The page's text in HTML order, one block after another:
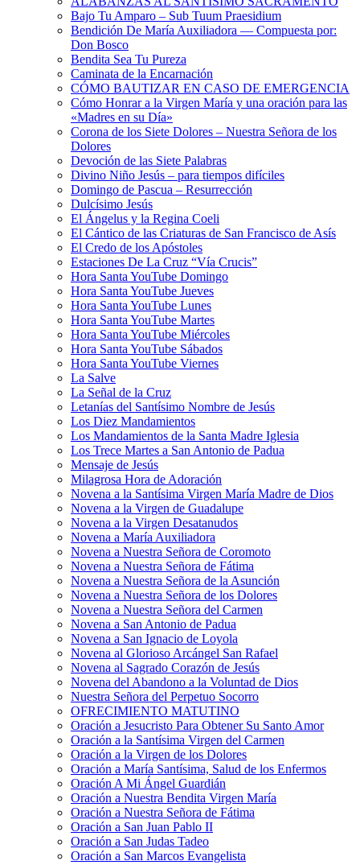
Bajo Tu Amparo – Sub Tuum Praesidium
Bendición De María Auxiliadora — Compuesta por:
Don Bosco
Bendita Sea Tu Pureza
Caminata de la Encarnación
CÓMO BAUTIZAR EN CASO DE EMERGENCIA
Cómo Honrar a la Virgen María y una oración para las
«Madres en su Día»
Corona de los Siete Dolores – Nuestra Señora de los
Dolores
Devoción de las Siete Palabras
Divino Niño Jesús – para tiempos difíciles
Domingo de Pascua – Resurrección
Dulcísimo Jesús
El Ángelus y la Regina Coeli
El Cántico de las Criaturas de San Francisco de Asís
El Credo de los Apóstoles
Estaciones De La Cruz “Vía Crucis”
Hora Santa YouTube Domingo
Hora Santa YouTube Jueves
Hora Santa YouTube Lunes
Hora Santa YouTube Martes
Hora Santa YouTube Miércoles
Hora Santa YouTube Sábados
Hora Santa YouTube Viernes
La Salve
La Señal de la Cruz
Letanías del Santísimo Nombre de Jesús
Los Diez Mandamientos
Los Mandamientos de la Santa Madre Iglesia
Los Trece Martes a San Antonio de Padua
Mensaje de Jesús
Milagrosa Hora de Adoración
Novena a la Santísima Virgen María Madre de Dios
Novena a la Virgen de Guadalupe
Novena a la Virgen Desatanudos
Novena a María Auxiliadora
Novena a Nuestra Señora de Coromoto
Novena a Nuestra Señora de Fátima
Novena a Nuestra Señora de la Asunción
Novena a Nuestra Señora de los Dolores
Novena a Nuestra Señora del Carmen
Novena a San Antonio de Padua
Novena a San Ignacio de Loyola
Novena al Glorioso Arcángel San Rafael
Novena al Sagrado Corazón de Jesús
Novena del Abandono a la Voluntad de Dios
Nuestra Señora del Perpetuo Socorro
OFRECIMIENTO MATUTINO
Oración a Jesucristo Para Obtener Su Santo Amor
Oración a la Santísima Virgen del Carmen
Oración a la Virgen de los Dolores
Oración a María Santísima, Salud de los Enfermos
Oración A Mi Ángel Guardián
Oración a Nuestra Bendita Virgen María
Oración a Nuestra Señora de Fátima
Oración a San Juan Pablo II
Oración a San Judas Tadeo
Oración a San Marcos Evangelista